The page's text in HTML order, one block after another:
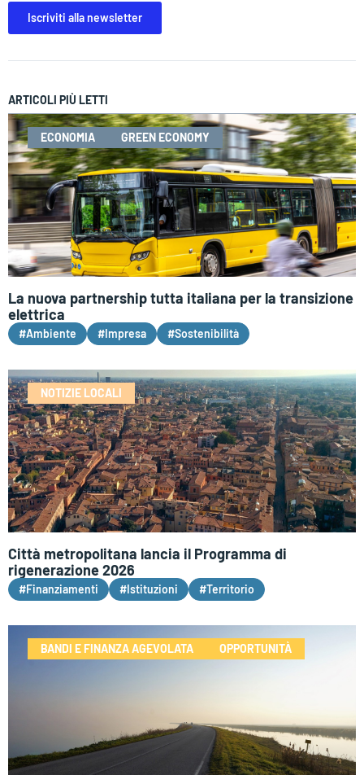
Iscriviti alla newsletter
ARTICOLI PIÙ LETTI
ECONOMIA GREEN ECONOMY
La nuova partnership tutta italiana per la transizione
elettrica
#Ambiente #Impresa #Sostenibilità
NOTIZIE LOCALI
Città metropolitana lancia il Programma di
rigenerazione 2026
#Finanziamenti #Istituzioni #Territorio
BANDI E FINANZA AGEVOLATA OPPORTUNITÀ